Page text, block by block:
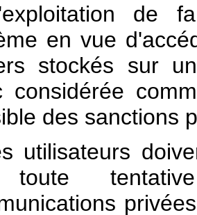
de
en vue
stockés sur
considérée
des sanctions
utilisateurs